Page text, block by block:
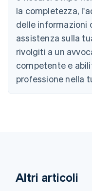
la completezza,
delle informazioni
assistenza sulla
rivolgiti a un
competente e
professione nella
Altri articoli
Brasile
PortuguêsEnglish
Bulgaria
Canada
EnglishFrançais
Cina continentale
简体中文English
Cipro
Finlandia